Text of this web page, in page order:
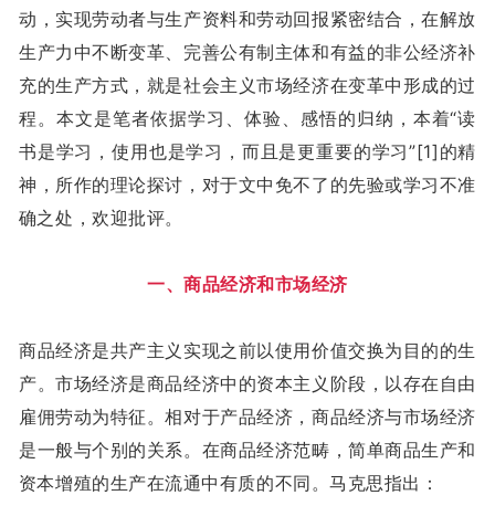
动，实现劳动者与生产资料和劳动回报紧密结合，在解放
生产力中不断变革、完善公有制主体和有益的非公经济补
充的生产方式，就是社会主义市场经济在变革中形成的过
程。本文是笔者依据学习、体验、感悟的归纳，本着“读
书是学习，使用也是学习，而且是更重要的学习”[1]的精
神，所作的理论探讨，对于文中免不了的先验或学习不准
确之处，欢迎批评。
一、商品经济和市场经济
商品经济是共产主义实现之前以使用价值交换为目的的生
产。市场经济是商品经济中的资本主义阶段，以存在自由
雇佣劳动为特征。相对于产品经济，商品经济与市场经济
是一般与个别的关系。在商品经济范畴，简单商品生产和
资本增殖的生产在流通中有质的不同。马克思指出：